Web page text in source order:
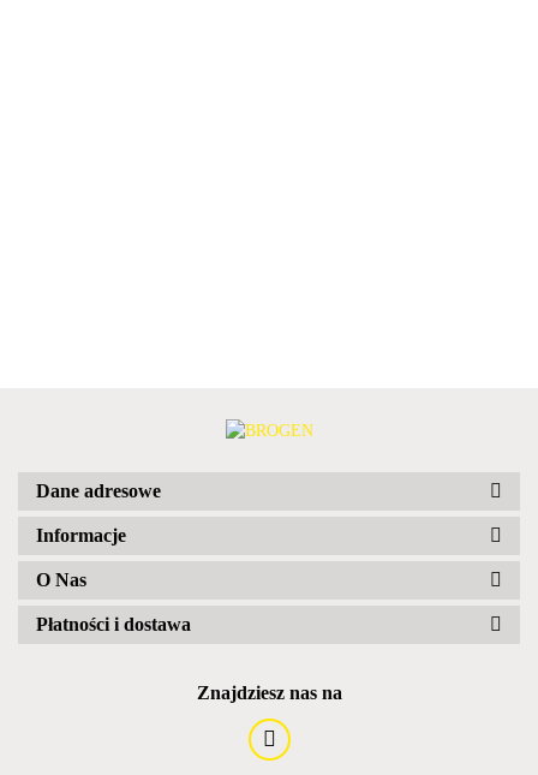
Dane adresowe
Informacje
O Nas
Płatności i dostawa
Znajdziesz nas na